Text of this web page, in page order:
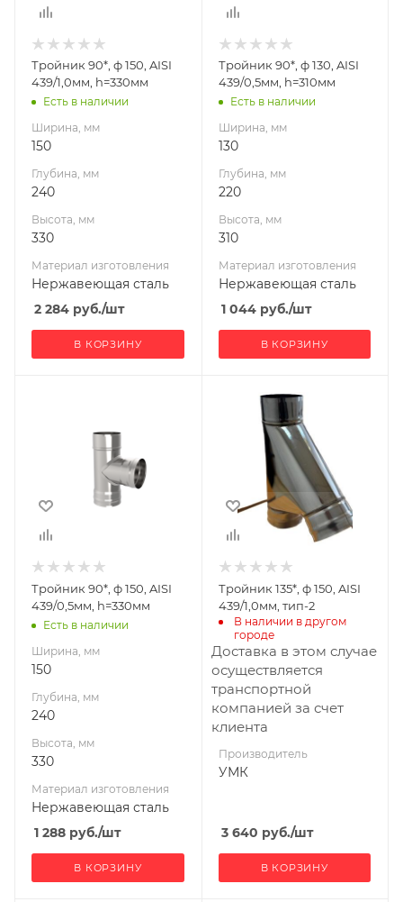
Материал
Нержавеющая
сталь
Диаметр дымохода,
150
УМК
Тройник 90*, ф 150, AISI
439/1,0мм, h=330мм
Есть в наличии
Ширина, мм
150
Глубина, мм
240
Высота, мм
330
Материал изготовления
Нержавеющая сталь
2 284 руб./шт
В КОРЗИНУ
Материал
Нержавеющая
сталь
Диаметр дымохода,
130
УМК
Тройник 90*, ф 130, AISI
439/0,5мм, h=310мм
Есть в наличии
Ширина, мм
130
Глубина, мм
220
Высота, мм
310
Материал изготовления
Нержавеющая сталь
1 044руб./шт
В КОРЗИНУ
Высота, мм
330
Материал
Нержавеющая
сталь
Диаметр дымохода,
150
УМК
Тройник 90*, ф 150, AISI
439/0,5мм, h=330мм
Есть в наличии
Ширина, мм
150
Глубина, мм
240
Высота, мм
330
Материал изготовления
Нержавеющая сталь
1 288 руб./шт
В КОРЗИНУ
Производитель
Тройник 135*, ф 150, AISI
439/1,0мм, тип-2
В наличии в другом
городе
Доставка в этом случае
осуществляется
транспортной
компанией за счет
клиента
Производитель
УМК
3 640 руб./шт
В КОРЗИНУ